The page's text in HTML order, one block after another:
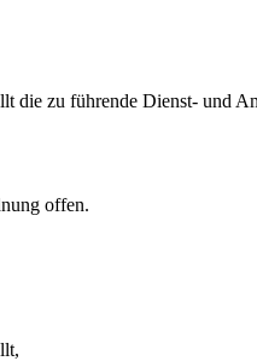
die zu führende Dienst- und
offen.